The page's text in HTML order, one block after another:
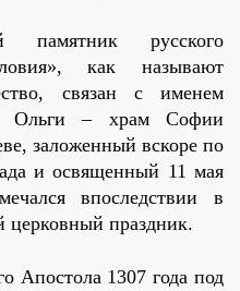
русского
как называют
связан с именем
Ольги – храм Софии
заложенный вскоре по
и освященный 11 мая
впоследствии в
церковный праздник.
Апостола 1307 года под